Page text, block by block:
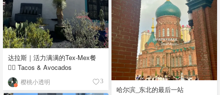
达拉斯｜活力满满的Tex-Mex餐
👉🏼 Tacos & Avocados
樱桃小透明 3
哈尔滨_东北的最后一站